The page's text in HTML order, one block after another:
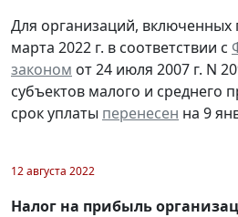
Для организаций, включенных
марта 2022 г. в соответствии с
законом от 24 июля 2007 г. N
субъектов малого и среднего
срок уплаты перенесен на 9
12 августа 2022
Налог на прибыль